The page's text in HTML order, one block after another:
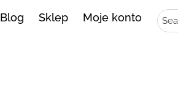
Blog Sklep Moje konto